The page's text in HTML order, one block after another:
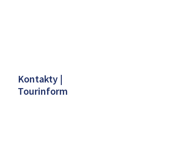
Kontakty |
Tourinform